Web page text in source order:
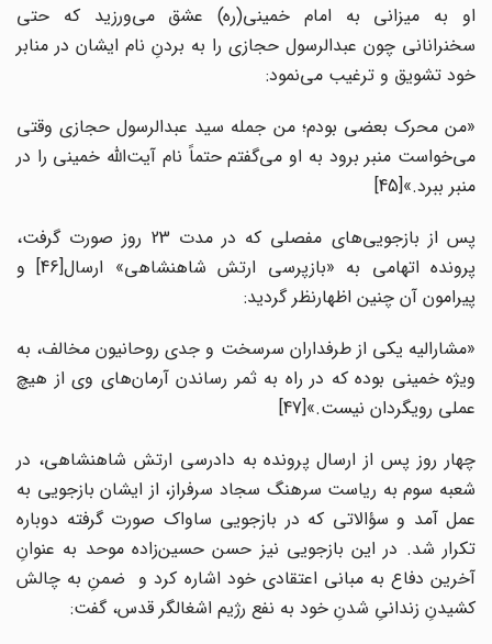
او به میزانی به امام خمینی(ره) عشق می‌ورزید که حتی
سخنرانانی چون عبدالرسول حجازی را به بردنِ نام ایشان در منابر
خود تشویق و ترغیب می‌نمود:
«من محرک بعضی بودم؛ من جمله سید عبدالرسول حجازی وقتی
می‌خواست منبر برود به او می‌گفتم حتماً نام آیت‌الله خمینی را در
منبر ببرد.»[45]
پس از بازجویی‌های مفصلی که در مدت 23 روز صورت گرفت،
پرونده اتهامی به «بازپرسی ارتش شاهنشاهی» ارسال[46] و
پیرامون آن چنین اظهارنظر گردید:
«مشارالیه یکی از طرفداران سرسخت و جدی روحانیون مخالف، به
ویژه خمینی بوده که در راه به ثمر رساندن آرمان‌های وی از هیچ
عملی رویگردان نیست.»[47]
چهار روز پس از ارسال پرونده به دادرسی ارتش شاهنشاهی، در
شعبه سوم به ریاست سرهنگ سجاد سرفراز، از ایشان بازجویی به
عمل آمد و سؤالاتی که در بازجویی ساواک صورت گرفته دوباره
تکرار شد. در این بازجویی نیز حسن حسین‌زاده موحد به عنوانِ
آخرین دفاع به مبانی اعتقادی خود اشاره کرد و ضمنِ به چالش
کشیدنِ زندانیِ شدنِ خود به نفع رژیم اشغالگر قدس، گفت: